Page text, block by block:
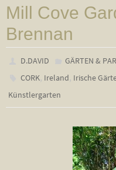
Mill Cove
Brennan
D.DAVID GÄRTEN &
CORK, Ireland, Irische
Künstlergarten